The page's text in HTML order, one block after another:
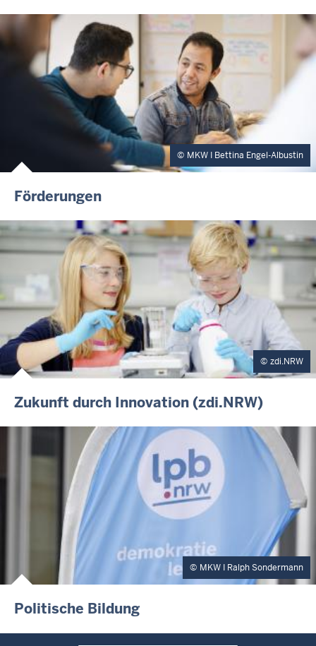
MKW I Bettina Engel-Albustin
Förderungen
zdi.NRW
Zukunft durch Innovation (zdi.NRW)
MKW I Ralph Sondermann
Politische Bildung